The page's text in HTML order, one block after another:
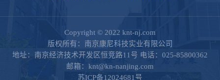
Copyright © 2022 knt-nj.com
版权所有：南京康尼科技实业有限公司
地址：南京经济技术开发区恒竞路11号 电话：025-85800362
邮箱：knt@kn-nanjing.com
苏ICP备12024681号